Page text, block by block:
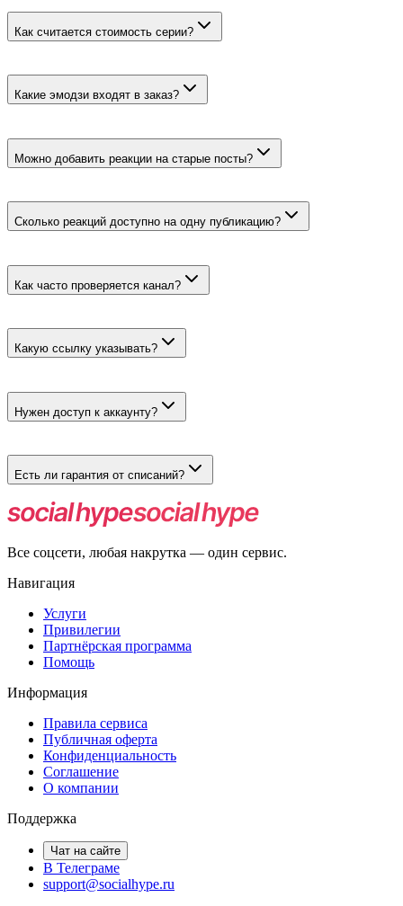
количества реакций на каждую.
Как считается стоимость серии?
количество реакций. Для диапазона используется верхняя
граница.
Какие эмодзи входят в заказ?
автоматическом тарифе нельзя.
Можно добавить реакции на старые посты?
совместить с будущей серией.
Сколько реакций доступно на одну публикацию?
отдельно.
Как часто проверяется канал?
срок завершения полного объёма.
Какую ссылку указывать?
используйте ссылку на пост или закрытое приглашение.
Нужен доступ к аккаунту?
запрашиваются.
Есть ли гарантия от списаний?
Нет, гарантия у текущего тарифа не указана. Проверяйте
результат по фактическим счётчикам публикаций.
Все соцсети, любая накрутка — один сервис.
Навигация
Услуги
Привилегии
Партнёрская программа
Помощь
Информация
Правила сервиса
Публичная оферта
Конфиденциальность
Соглашение
О компании
Поддержка
Чат на сайте
В Телеграме
support@socialhype.ru